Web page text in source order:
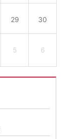
29 30
5 6